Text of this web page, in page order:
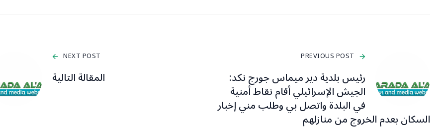
PREVIOUS POST
رئيس بلدية دير ميماس جورج نكد:
الجيش الإسرائيلي أقام نقاط أمنية
في البلدة واتصل بي وطلب مني إخبار
السكان بعدم الخروج من منازلهم
NEXT POST
المقالة التالية